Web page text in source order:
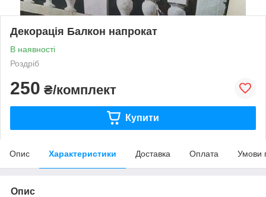
Декорація Балкон напрокат
В наявності
Роздріб
250 ₴/комплект
Купити
Опис Характеристики Доставка Оплата Умови
Опис